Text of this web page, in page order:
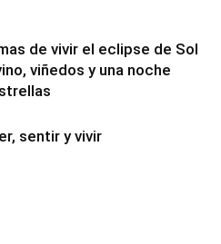
de vivir el eclipse de Sol
viñedos y una noche
sentir y vivir